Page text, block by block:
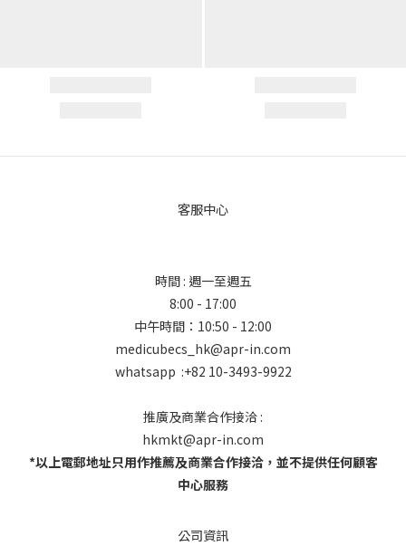
客服中心
時間 : 週一至週五
8:00 - 17:00
中午時間：10:50 - 12:00
medicubecs_hk@apr-in.com
whatsapp :+82 10-3493-9922
推廣及商業合作接洽 :
hkmkt@apr-in.com
*以上電郵地址只用作推薦及商業合作接洽，並不提供任何顧客
中心服務
公司資訊